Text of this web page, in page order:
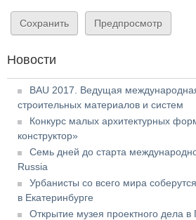
Новости
BAU 2017. Ведущая
строительных материалов и систем
Конкурс малых архитектурных
конструктор»
Семь дней до старта
Russia
Урбанисты со всего мира
в Екатеринбурге
Открытие музея проектного дела в